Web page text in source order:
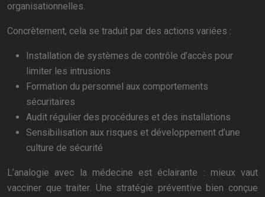
organisationnelles.
Concrètement, cela se traduit par des actions variées :
Installation de systèmes de contrôle d’accès pour
limiter les intrusions
Formation du personnel aux comportements
sécuritaires
Audit régulier des procédures et des installations
Sensibilisation aux risques et développement d’une
culture de sécurité
L’analogie avec la médecine est éclairante : mieux vaut
vacciner que traiter. Une stratégie préventive bien conçue